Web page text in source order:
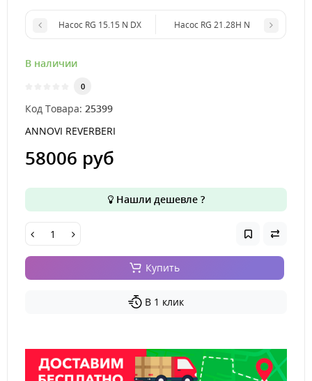
Насос RG 15.15 N DX Насос RG 21.28H N
В наличии
0
Код Товара: 25399
ANNOVI REVERBERI
58006 руб
Нашли дешевле ?
Купить
В 1 клик